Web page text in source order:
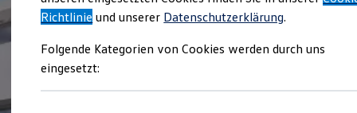
E-Auto-Förderung
Volkswagen Marktplatz
Junge Gebrauchtwagen und Gebrauchtwagen
Volkswagen Zertifizierte Gebrauchtwagen
Zubehör- und Serviceangebote
Richtlinie und unserer Datenschutzerklärung.
Folgende Kategorien von Cookies werden durch uns
eingesetzt: